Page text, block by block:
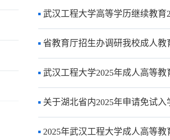
武汉工程大学高等学历继续教
省教育厅招生办调研我校成人教
武汉工程大学2025年成人高等
关于湖北省内2025年申请免试
2025年武汉工程大学成人高等教